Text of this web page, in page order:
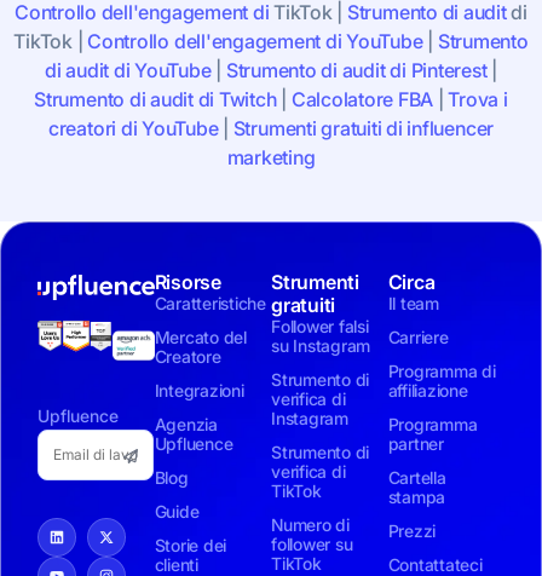
Controllo dell'engagement di TikTok Strumento di auditdi
TikTok
Controllo dell'engagement di YouTube
Strumento
di audit di YouTube| Strumento di audit di Pinterest|
Strumento di audit di Twitch| Calcolatore FBA |Trova i
creatori di YouTube| Strumenti gratuiti di influencer
marketing
Upfluence
Risorse
Caratteristiche
Mercato del
Creatore
Integrazioni
Agenzia
Upfluence
Blog
Guide
Storie dei
clienti
Strumenti
gratuiti
Follower falsi
su Instagram
Strumento di
verifica di
Instagram
Strumento di
verifica di
TikTok
Numero di
follower su
TikTok
Circa
Il team
Carriere
Programma di
affiliazione
Programma
partner
Cartella
stampa
Prezzi
Contattateci